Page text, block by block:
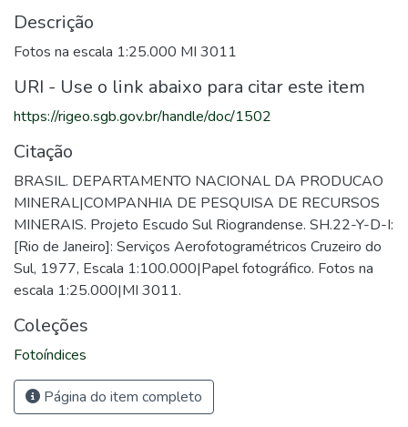
Descrição
Fotos na escala 1:25.000 MI 3011
URI - Use o link abaixo para citar este item
https://rigeo.sgb.gov.br/handle/doc/1502
Citação
BRASIL. DEPARTAMENTO NACIONAL DA PRODUCAO
MINERAL|COMPANHIA DE PESQUISA DE RECURSOS
MINERAIS. Projeto Escudo Sul Riograndense. SH.22-Y-D-I:
[Rio de Janeiro]: Serviços Aerofotogramétricos Cruzeiro do
Sul, 1977, Escala 1:100.000|Papel fotográfico. Fotos na
escala 1:25.000|MI 3011.
Coleções
Fotoíndices
Página do item completo